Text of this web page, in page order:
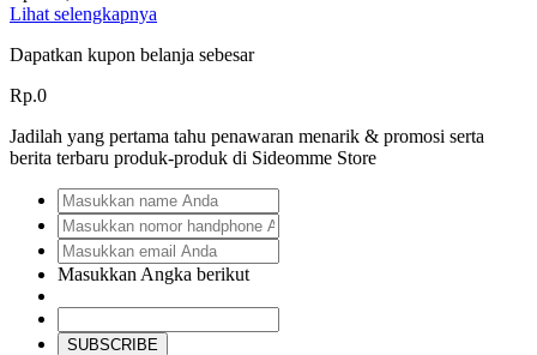
Lihat selengkapnya
Dapatkan kupon belanja sebesar
Rp.0
Jadilah yang pertama tahu penawaran menarik & promosi serta
berita terbaru produk-produk di Sideomme Store
Masukkan Angka berikut
SUBSCRIBE